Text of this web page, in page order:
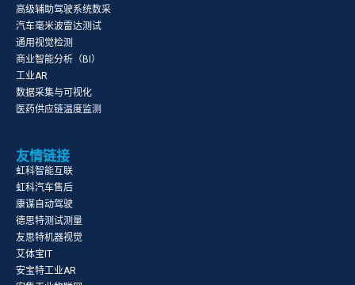
高级辅助驾驶系统数采
汽车毫米波雷达测试
通用视觉检测
商业智能分析（BI）
工业AR
数据采集与可视化
医药供应链温度监测
友情链接
虹科智能互联
虹科汽车售后
康谋自动驾驶
德思特测试测量
友思特机器视觉
艾体宝IT
安宝特工业AR